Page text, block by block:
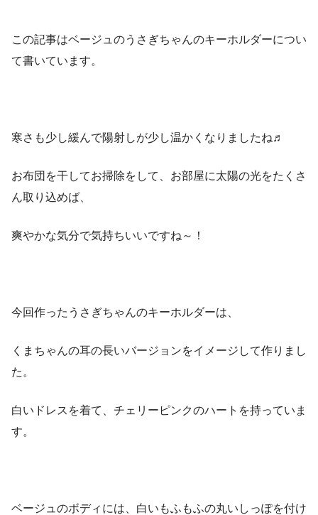
この記事はベージュのうさぎちゃんのキーホルダーについ
て書いています。
寒さも少し緩んで陽射しが少し温かくなりましたね♬
お布団を干してお掃除をして、お部屋に太陽の光をたくさ
ん取り込めば、
爽やかな気分で気持ちいいですね～！
今回作ったうさぎちゃんのキーホルダーは、
くまちゃんの耳の長いバージョンをイメージして作りまし
た。
白いドレスを着て、チェリーピンクのハートを持っていま
す。
ベージュのボディには、白いもふもふの丸いしっぽを付け